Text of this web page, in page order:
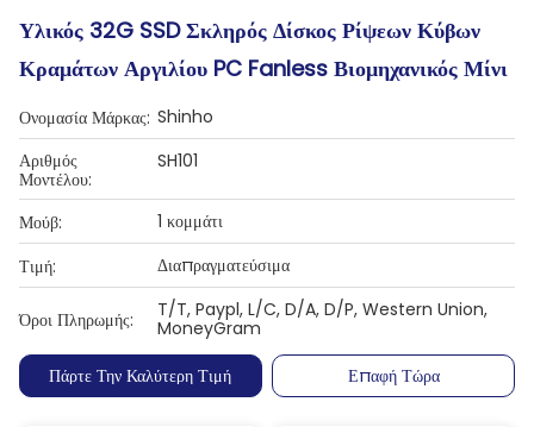
Υλικός 32G SSD Σκληρός Δίσκος Ρίψεων Κύβων
Κραμάτων Αργιλίου PC Fanless Βιομηχανικός Μίνι
Ονομασία Μάρκας: Shinho
Αριθμός
Μοντέλου:
SH101
Μούβ:
1 κομμάτι
Τιμή:
Διαπραγματεύσιμα
Όροι Πληρωμής:
T/T, Paypl, L/C, D/A, D/P, Western Union,
MoneyGram
Πάρτε Την Καλύτερη Τιμή
Επαφή Τώρα